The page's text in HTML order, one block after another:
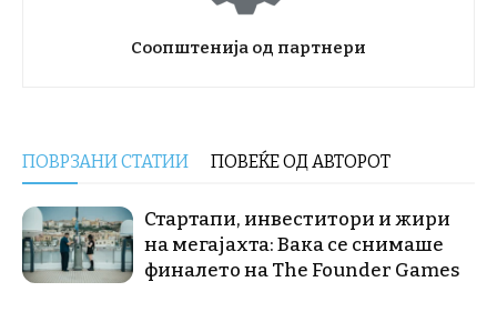
Соопштенија од партнери
ПОВРЗАНИ СТАТИИ ПОВЕЌЕ ОД АВТОРОТ
Стартапи, инвеститори и жири
на мегајахта: Вака се снимаше
финалето на The Founder Games